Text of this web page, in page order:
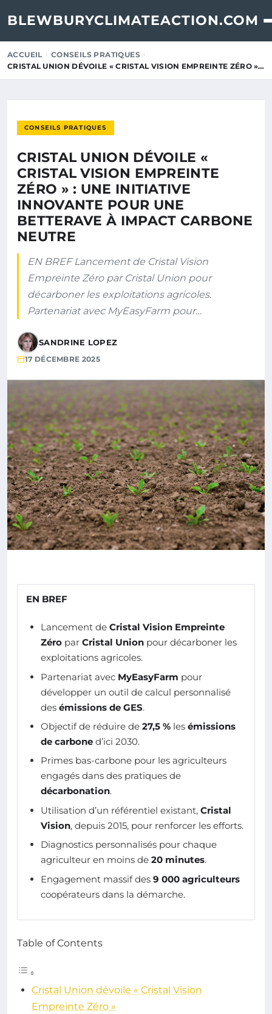
BLEWBURYCLIMATEACTION.COM
ACCUEIL
CONSEILS PRATIQUES
CRISTAL UNION DÉVOILE « CRISTAL VISION EMPREINTE ZÉRO »…
CONSEILS PRATIQUES
CRISTAL UNION DÉVOILE «
CRISTAL VISION EMPREINTE
ZÉRO » : UNE INITIATIVE
INNOVANTE POUR UNE
BETTERAVE À IMPACT CARBONE
NEUTRE
EN BREF Lancement de Cristal Vision
Empreinte Zéro par Cristal Union pour
décarboner les exploitations agricoles.
Partenariat avec MyEasyFarm pour…
SANDRINE LOPEZ
17 DÉCEMBRE 2025
EN BREF
Lancement de Cristal Vision Empreinte
Zéro par Cristal Union pour décarboner les
exploitations agricoles.
Partenariat avec MyEasyFarm pour
développer un outil de calcul personnalisé
des émissions de GES.
Objectif de réduire de 27,5 % les émissions
de carbone d’ici 2030.
Primes bas-carbone pour les agriculteurs
engagés dans des pratiques de
décarbonation.
Utilisation d’un référentiel existant, Cristal
Vision, depuis 2015, pour renforcer les efforts.
Diagnostics personnalisés pour chaque
agriculteur en moins de 20 minutes.
Engagement massif des 9 000 agriculteurs
coopérateurs dans la démarche.
Table of Contents
Cristal Union dévoile « Cristal Vision
Empreinte Zéro »